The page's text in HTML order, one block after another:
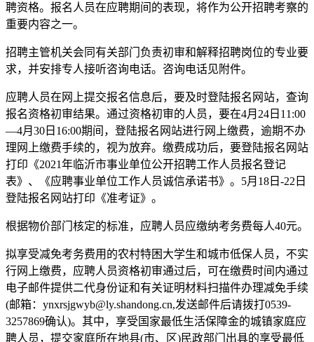
聘资格。报名人员在应聘期间的表现，将作为公开招聘考察的
重要内容之一。
招聘主管机关会同有关部门负责初审和解释招聘岗位的专业要
求，并安排专人接听咨询电话。咨询电话见附件。
应聘人员在网上提交报名信息后，要及时登陆报名网站，查询
报名资格初审结果。通过资格初审的人员，要在4月24日11:00
—4月30日16:00期间，登陆报名网站进行网上缴费，逾期不办
理网上缴费手续的，视为放弃。缴费成功后，要登陆报名网站
打印《2021年临沂市事业单位公开招聘工作人员报名登记
表》、《应聘事业单位工作人员诚信承诺书》。5月18日-22日
登陆报名网站打印《准考证》。
根据物价部门核定的标准，应聘人员应缴纳考务费每人40元。
拟享受减免考务费用的农村特困大学生和城市低保人员，不实
行网上缴费，应聘人员资格初审通过后，可在缴费时间内通过
电子邮件提供二代身份证和有关证明材料扫描件办理减免手续
(邮箱：ynxrsjgwyb@ly.shandong.cn,发送邮件后请拨打0539-
3257869确认)。其中，享受国家最低生活保障金的城镇家庭应
聘人员，提交家庭所在地县(市、区)民政部门出具的享受最低